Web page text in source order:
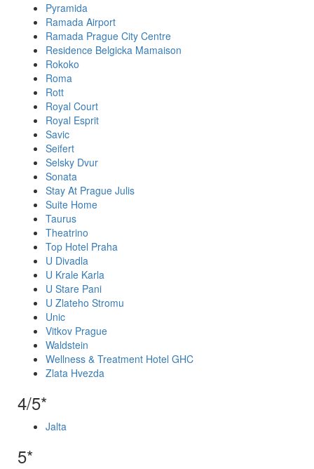
Pyramida
Ramada Airport
Ramada Prague City Centre
Residence Belgicka Mamaison
Rokoko
Roma
Rott
Royal Court
Royal Esprit
Savic
Seifert
Selsky Dvur
Sonata
Stay At Prague Julis
Suite Home
Taurus
Theatrino
Top Hotel Praha
U Divadla
U Krale Karla
U Stare Pani
U Zlateho Stromu
Unic
Vitkov Prague
Waldstein
Wellness & Treatment Hotel GHC
Zlata Hvezda
4/5*
Jalta
5*